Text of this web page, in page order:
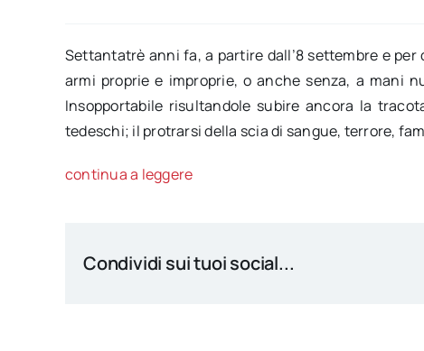
Settantatrè anni fa, a partire dall’8 settembre e
armi proprie e improprie, o anche senza, a mani
Insopportabile risultandole subire ancora la
tedeschi; il protrarsi della scia di sangue, terrore,
continua a leggere
Condividi sui tuoi social...